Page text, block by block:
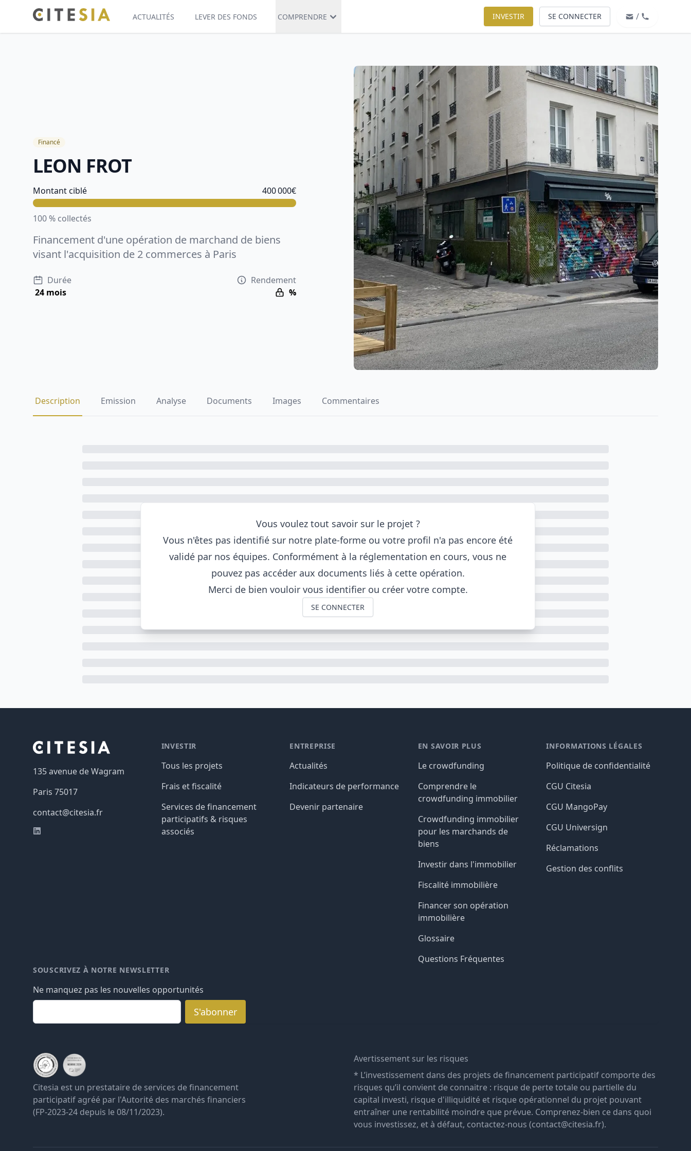
ACTUALITÉS LEVER DES FONDS COMPRENDRE INVESTIR SE CONNECTER /
Financé
LEON FROT
Information sur le projet
Montant ciblé 400 000€
100% collectés
Financement d'une opération de marchand de biens
visant l'acquisition de 2 commerces à Paris
Durée
24 mois
Rendement
%
Description Emission Analyse Documents Images Commentaires
Vous voulez tout savoir sur le projet ?
Vous n'êtes pas identifié sur notre plate-forme ou votre profil n'a pas encore été
validé par nos équipes. Conformément à la réglementation en cours, vous ne
pouvez pas accéder aux documents liés à cette opération.
Merci de bien vouloir vous identifier ou créer votre compte.
SE CONNECTER
135 avenue de Wagram
Paris 75017
contact@citesia.fr
LinkedIn
INVESTIR
Tous les projets
Frais et fiscalité
Services de financement
participatifs & risques
associés
ENTREPRISE
Actualités
Indicateurs de performance
Devenir partenaire
EN SAVOIR PLUS
Le crowdfunding
Comprendre le
crowdfunding immobilier
Crowdfunding immobilier
pour les marchands de
biens
Investir dans l'immobilier
Fiscalité immobilière
Financer son opération
immobilière
Glossaire
Questions Fréquentes
INFORMATIONS LÉGALES
Politique de confidentialité
CGU Citesia
CGU MangoPay
CGU Universign
Réclamations
Gestion des conflits
SOUSCRIVEZ À NOTRE NEWSLETTER
Ne manquez pas les nouvelles opportunités
email
S'abonner
Citesia est un prestataire de services de financement
participatif agréé par l'Autorité des marchés financiers
(FP-2023-24 depuis le 08/11/2023).
Avertissement sur les risques
* L’investissement dans des projets de financement participatif comporte des
risques qu’il convient de connaitre : risque de perte totale ou partielle du
capital investi, risque d'illiquidité et risque opérationnel du projet pouvant
entraîner une rentabilité moindre que prévue. Comprenez-bien ce dans quoi
vous investissez, et à défaut, contactez-nous (contact@citesia.fr).